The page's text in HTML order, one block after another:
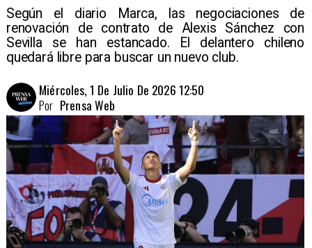
Según el diario Marca, las negociaciones de
renovación de contrato de Alexis Sánchez con
Sevilla se han estancado. El delantero chileno
quedará libre para buscar un nuevo club.
Miércoles, 1 De Julio De 2026 12:50
Prensa Web
Por